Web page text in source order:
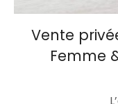
Vente
Femme